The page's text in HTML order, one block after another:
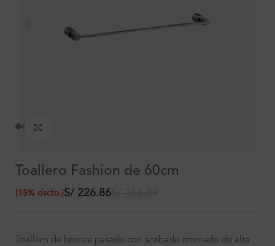
Toallero Fashion de 60cm
S/ 226.86
(15% dscto.)
Toallero de bronce pesado con acabado cromado de alta